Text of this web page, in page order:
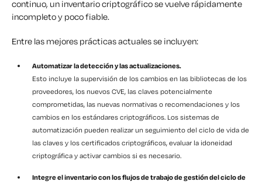
continuo, un inventario criptográfico se vuelve rápidamente
incompleto y poco fiable.
Entre las mejores prácticas actuales se incluyen:
Automatizar la detección y las actualizaciones.
Esto incluye la supervisión de los cambios en las bibliotecas de los
proveedores, los nuevos CVE, las claves potencialmente
comprometidas, las nuevas normativas o recomendaciones y los
cambios en los estándares criptográficos. Los sistemas de
automatización pueden realizar un seguimiento del ciclo de vida de
las claves y los certificados criptográficos, evaluar la idoneidad
criptográfica y activar cambios si es necesario.
Integre el inventario con los flujos de trabajo de gestión del ciclo de